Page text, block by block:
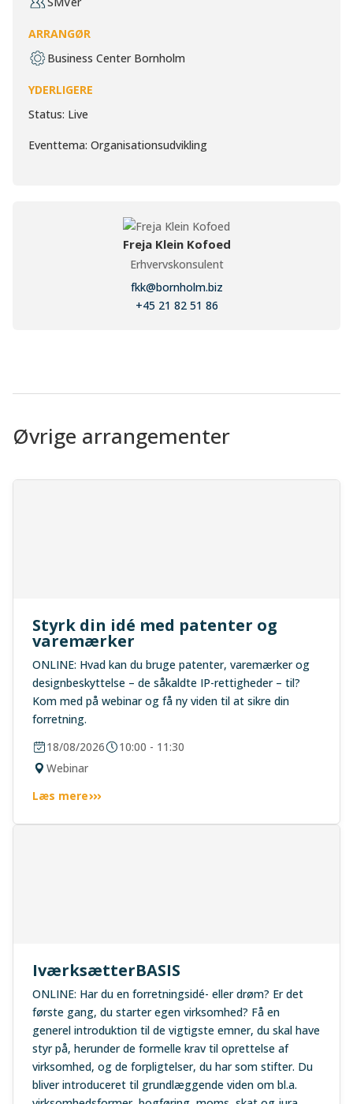
ARRANGØR
Business Center Bornholm
YDERLIGERE
Status: Live
Eventtema: Organisationsudvikling
Freja Klein Kofoed
Erhvervskonsulent
fkk@bornholm.biz
+45 21 82 51 86
Øvrige arrangementer
Styrk din idé med patenter og
varemærker
ONLINE: Hvad kan du bruge patenter, varemærker og
designbeskyttelse – de såkaldte IP-rettigheder – til?
Kom med på webinar og få ny viden til at sikre din
forretning.
18/08/2026
10:00 - 11:30
Webinar
Læs mere
IværksætterBASIS
ONLINE: Har du en forretningsidé- eller drøm? Er det
første gang, du starter egen virksomhed? Få en
generel introduktion til de vigtigste emner, du skal have
styr på, herunder de formelle krav til oprettelse af
virksomhed, og de forpligtelser, du har som stifter. Du
bliver introduceret til grundlæggende viden om bl.a.